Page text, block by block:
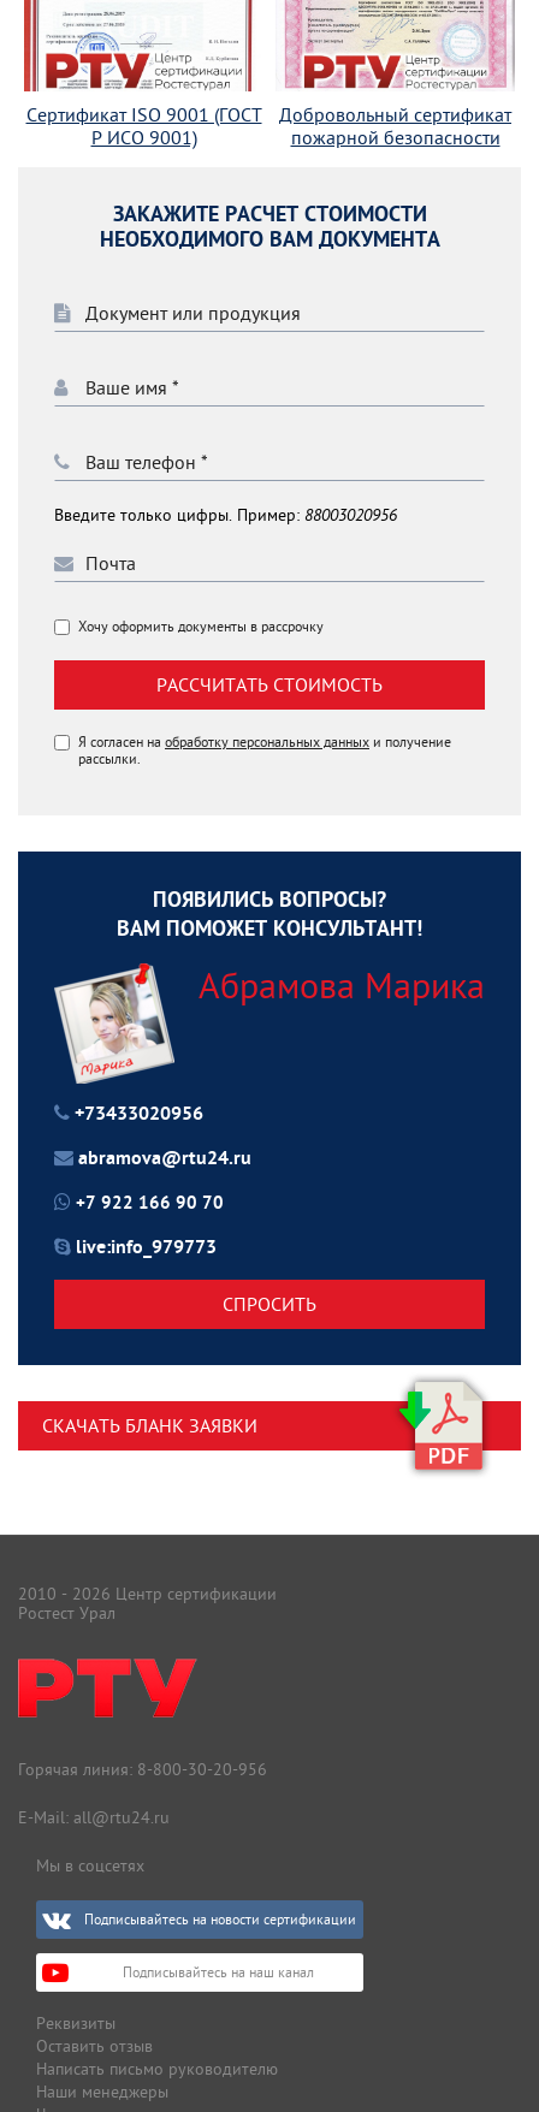
Сертификат ISO 9001 (ГОСТ
Р ИСО 9001)
Добровольный сертификат
пожарной безопасности
ЗАКАЖИТЕ РАСЧЕТ СТОИМОСТИ
НЕОБХОДИМОГО ВАМ ДОКУМЕНТА
Введите только цифры. Пример: 88003020956
Хочу оформить документы в рассрочку
РАССЧИТАТЬ СТОИМОСТЬ
Я согласен на обработку персональных данных и получение
рассылки.
ПОЯВИЛИСЬ ВОПРОСЫ?
ВАМ ПОМОЖЕТ КОНСУЛЬТАНТ!
Абрамова Марика
+73433020956
abramova@rtu24.ru
+7 922 166 90 70
live:info_979773
СПРОСИТЬ
СКАЧАТЬ БЛАНК ЗАЯВКИ
2010 - 2026 Центр сертификации
Ростест Урал
Горячая линия: 8-800-30-20-956
E-Mail: all@rtu24.ru
Мы в соцсетях
Подписывайтесь на новости сертификации
Подписывайтесь на наш канал
Реквизиты
Оставить отзыв
Написать письмо руководителю
Наши менеджеры